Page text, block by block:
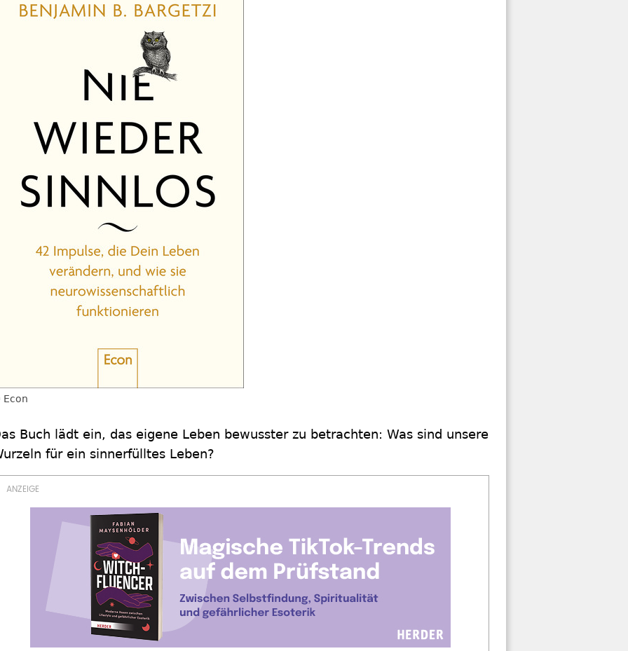
Econ
Buch lädt ein, das eigene Leben bewusster zu betrachten: Was sind unsere
für ein sinnerfülltes Leben?